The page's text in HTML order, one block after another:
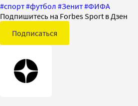
#спорт#футбол #Зенит#ФИФА
Подпишитесь на Forbes Sport в Дзен
Подписаться